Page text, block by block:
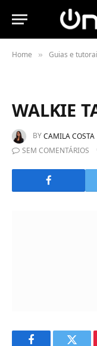
Home » Guias e
WALKIE
BYCAMILA COSTA
SEM COMENTÁRIOS